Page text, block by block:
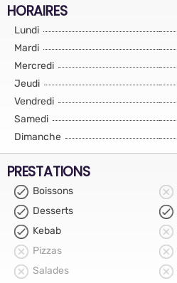
HORAIRES
Lundi
Mardi
Mercredi
Jeudi
Vendredi
Samedi
Dimanche
PRESTATIONS
Boissons
Desserts
Kebab
Pizzas
Salades